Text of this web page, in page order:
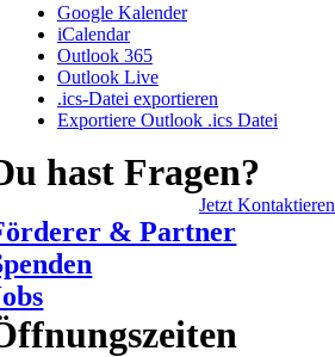
Google Kalender
iCalendar
Outlook 365
Outlook Live
.ics-Datei exportieren
Exportiere Outlook .ics Datei
hast Fragen?
Jetzt Kontaktieren
& Partner